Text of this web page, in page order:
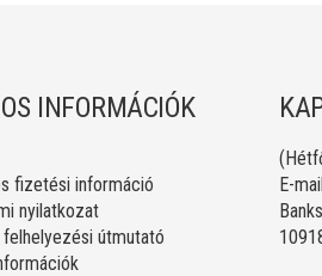
INFORMÁCIÓK
fizetési információ
nyilatkozat
felhelyezési útmutató
E-